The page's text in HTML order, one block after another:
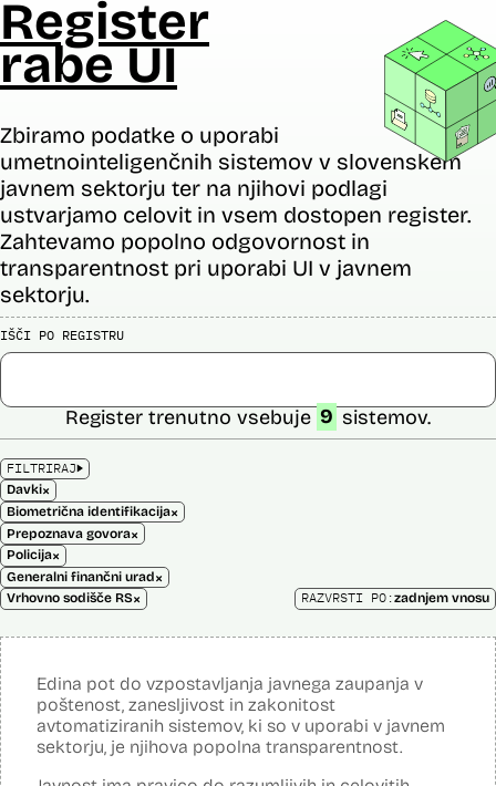
Register
rabe UI
Zbiramo podatke o uporabi
umetnointeligenčnih sistemov v slovenskem
javnem sektorju ter na njihovi podlagi
ustvarjamo celovit in vsem dostopen register.
Zahtevamo popolno odgovornost in
transparentnost pri uporabi UI v javnem
sektorju.
IŠČI PO REGISTRU
FILTRIRAJ
Davki×
Biometrična identifikacija×
Prepoznava govora×
Policija×
Generalni finančni urad×
Vrhovno sodišče RS×
Register trenutno vsebuje 9 sistemov.
RAZVRSTI PO:zadnjem vnosu
Edina pot do vzpostavljanja javnega zaupanja v
poštenost, zanesljivost in zakonitost
avtomatiziranih sistemov, ki so v uporabi v javnem
sektorju, je njihova popolna transparentnost.